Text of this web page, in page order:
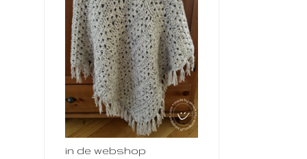
in de webshop